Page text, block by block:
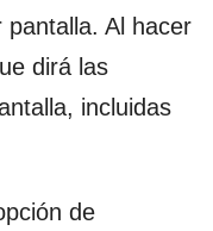
Al hacer
dirá las
incluidas
de